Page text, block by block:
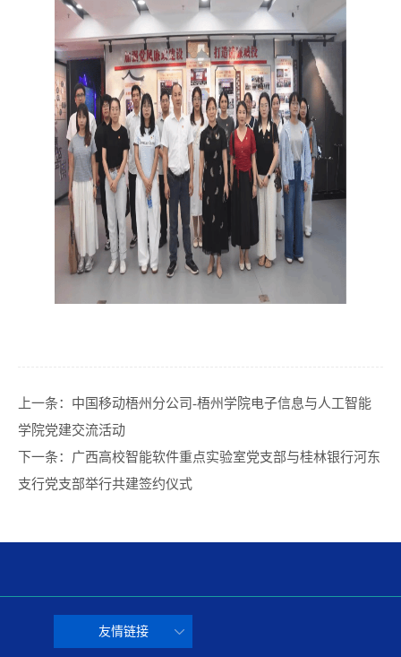
上一条： 中国移动梧州分公司-梧州学院电子信息与人工智能
学院党建交流活动
下一条： 广西高校智能软件重点实验室党支部与桂林银行河东
支行党支部举行共建签约仪式
友情链接